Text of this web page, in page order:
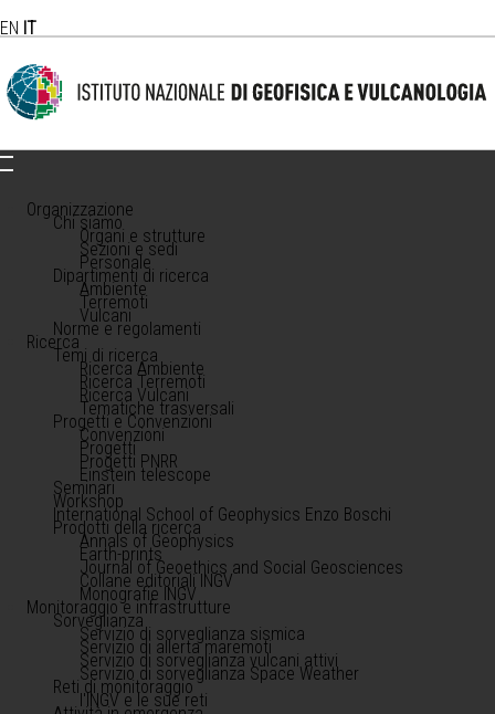
EN IT
Organizzazione
Chi siamo
Organi e strutture
Sezioni e sedi
Personale
Dipartimenti di ricerca
Ambiente
Terremoti
Vulcani
Norme e regolamenti
Ricerca
Temi di ricerca
Ricerca Ambiente
Ricerca Terremoti
Ricerca Vulcani
Tematiche trasversali
Progetti e Convenzioni
Convenzioni
Progetti
Progetti PNRR
Einstein telescope
Seminari
Workshop
International School of Geophysics Enzo Boschi
Prodotti della ricerca
Annals of Geophysics
Earth-prints
Journal of Geoethics and Social Geosciences
Collane editoriali INGV
Monografie INGV
Monitoraggio e infrastrutture
Sorveglianza
Servizio di sorveglianza sismica
Servizio di allerta maremoti
Servizio di sorveglianza vulcani attivi
Servizio di sorveglianza Space Weather
Reti di monitoraggio
l'INGV e le sue reti